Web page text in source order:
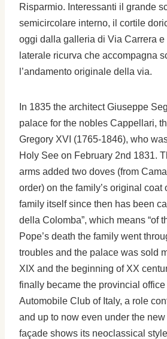
Risparmio. Interessanti il grande
semicircolare interno, il cortile
oggi dalla galleria di Via Carrera e
laterale ricurva che accompagna
l’andamento originale della via.
In 1835 the architect Giuseppe
palace for the nobles Cappellari,
Gregory XVI (1765-1846), who
Holy See on February 2nd 1831.
arms added two doves (from
order) on the family’s original coat
family itself since then has been
della Colomba”, which means “of
Pope’s death the family went
troubles and the palace was sold
XIX and the beginning of XX
finally became the provincial office
Automobile Club of Italy, a role
and up to now even under the
façade shows its neoclassical